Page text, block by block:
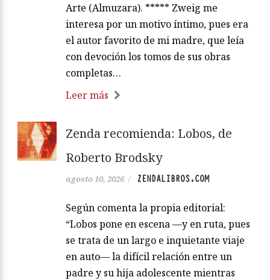
Arte (Almuzara). ***** Zweig me
interesa por un motivo íntimo, pues era
el autor favorito de mi madre, que leía
con devoción los tomos de sus obras
completas…
Leer más
Zenda recomienda: Lobos, de
Roberto Brodsky
agosto 10, 2026 / ZENDALIBROS.COM
Según comenta la propia editorial:
“Lobos pone en escena —y en ruta, pues
se trata de un largo e inquietante viaje
en auto— la difícil relación entre un
padre y su hija adolescente mientras